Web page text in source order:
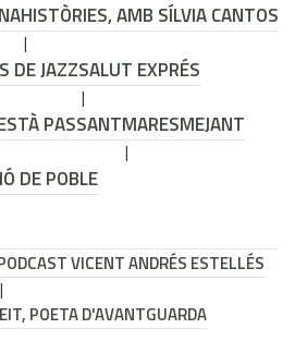
HISTÒRIES, AMB SÍLVIA CANTOS
DE JAZZSALUT EXPRÉS
PASSANTMARESMEJANT
DE POBLE
VICENT ANDRÉS ESTELLÉS
POETA D'AVANTGUARDA